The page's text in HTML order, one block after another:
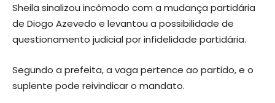
Sheila sinalizou incômodo com a mudança partidária
de Diogo Azevedo e levantou a possibilidade de
questionamento judicial por infidelidade partidária.
Segundo a prefeita, a vaga pertence ao partido, e o
suplente pode reivindicar o mandato.